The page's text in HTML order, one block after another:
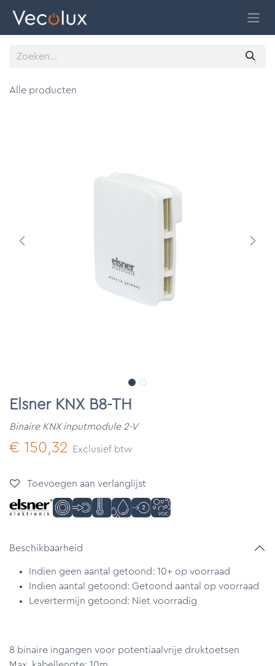
Alle producten
Elsner KNX B8-TH
Binaire KNX inputmodule 2-V
€ 150,32 Exclusief btw
Toevoegen aan verlanglijst
Beschikbaarheid
Indien geen aantal getoond: 10+ op voorraad
Indien aantal getoond: Getoond aantal op voorraad
Levertermijn getoond: Niet voorradig
8 binaire ingangen voor potentiaalvrije druktoetsen